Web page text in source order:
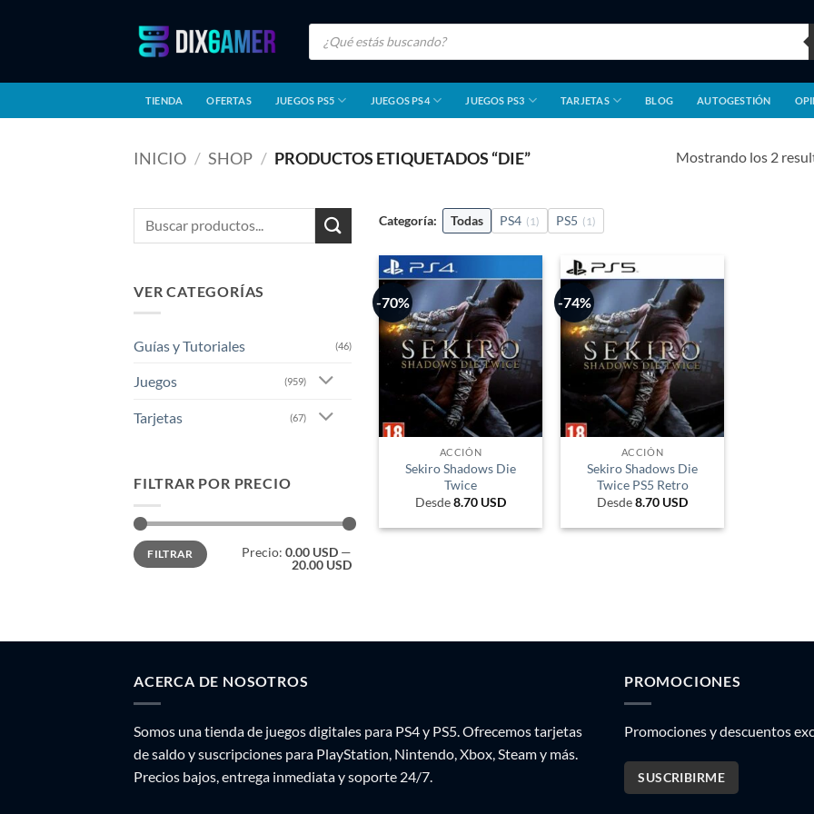
Búsqueda
productos
TIENDA OFERTAS JUEGOS PS5 JUEGOS PS4 JUEGOS PS3 TARJETAS BLOG AUTOGESTIÓN
INICIO / SHOP / PRODUCTOS ETIQUETADOS “DIE” Mostrando los 2
Buscar
por:
VER CATEGORÍAS
Guías y Tutoriales (46)
Juegos (959)
Tarjetas (67)
FILTRAR POR PRECIO
Precio
mínimo
Precio
máximo
FILTRAR Precio: 0.00 USD —
20.00 USD
Categoría: Todas PS4 (1) PS5 (1)
-70%
ACCIÓN
Sekiro Shadows Die
Twice
Desde8.70 USD
-74%
ACCIÓN
Sekiro Shadows Die
Twice PS5 Retro
Desde8.70 USD
ACERCA DE NOSOTROS
Somos una tienda de juegos digitales para PS4 y PS5. Ofrecemos tarjetas
de saldo y suscripciones para PlayStation, Nintendo, Xbox, Steam y más.
Precios bajos, entrega inmediata y soporte 24/7.
PROMOCIONES
Promociones y descuentos
SUSCRIBIRME